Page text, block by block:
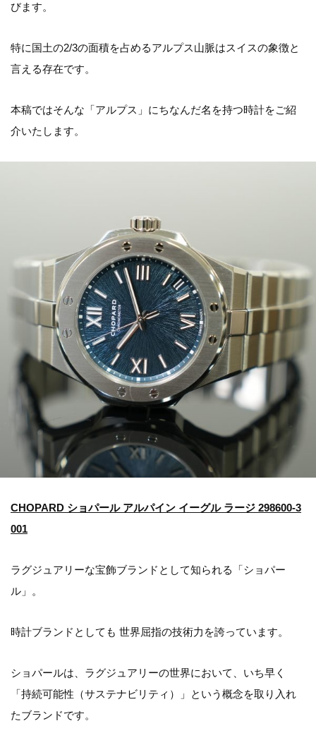
びます。
特に国土の2/3の面積を占めるアルプス山脈はスイスの象徴と
言える存在です。
本稿ではそんな「アルプス」にちなんだ名を持つ時計をご紹
介いたします。
CHOPARD ショパール アルパイン イーグル ラージ 298600-3
001
ラグジュアリーな宝飾ブランドとして知られる「ショパー
ル」。
時計ブランドとしても 世界屈指の技術力を誇っています。
ショパールは、ラグジュアリーの世界において、いち早く
「持続可能性（サステナビリティ）」という概念を取り入れ
たブランドです。